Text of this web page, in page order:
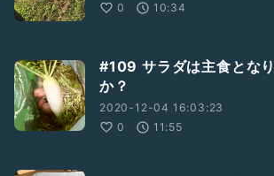
0
10:34
#109 サラダは主食とな
か？
2020-12-04 16:03:23
0
11:55